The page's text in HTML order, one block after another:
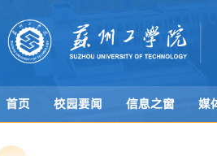
首页 校园要闻 信息之窗 媒